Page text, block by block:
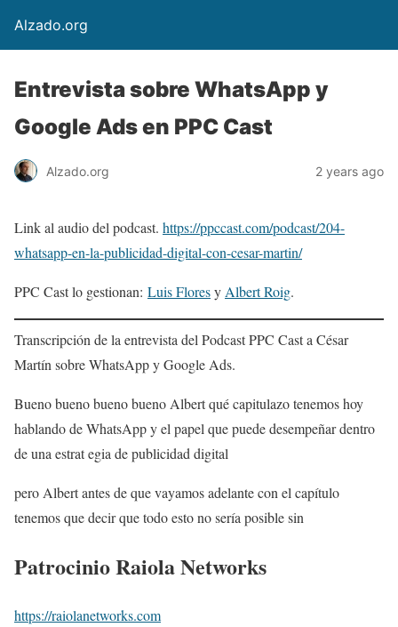
Alzado.org
Entrevista sobre WhatsApp y
Google Ads en PPC Cast
Alzado.org 2 years ago
Link al audio del podcast. https://ppccast.com/podcast/204-
whatsapp-en-la-publicidad-digital-con-cesar-martin/
PPC Cast lo gestionan: Luis Floresy Albert Roig.
Transcripción de la entrevista del Podcast PPC Cast a César
Martín sobre WhatsApp y Google Ads.
Bueno bueno bueno bueno Albert qué capitulazo tenemos hoy
hablando de WhatsApp y el papel que puede desempeñar dentro
de una estrat egia de publicidad digital
pero Albert antes de que vayamos adelante con el capítulo
tenemos que decir que todo esto no sería posible sin
Patrocinio Raiola Networks
https://raiolanetworks.com